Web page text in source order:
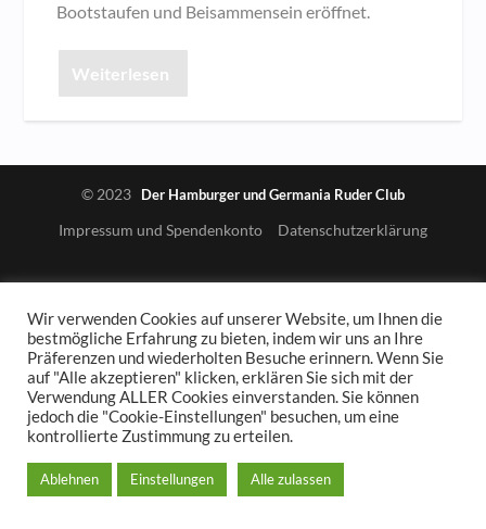
Bootstaufen und Beisammensein eröffnet.
Weiterlesen
© 2023 Der Hamburger und Germania Ruder Club
Impressum und Spendenkonto Datenschutzerklärung
Wir verwenden Cookies auf unserer Website, um Ihnen die
bestmögliche Erfahrung zu bieten, indem wir uns an Ihre
Präferenzen und wiederholten Besuche erinnern. Wenn Sie
auf "Alle akzeptieren" klicken, erklären Sie sich mit der
Verwendung ALLER Cookies einverstanden. Sie können
jedoch die "Cookie-Einstellungen" besuchen, um eine
kontrollierte Zustimmung zu erteilen.
Ablehnen Einstellungen Alle zulassen